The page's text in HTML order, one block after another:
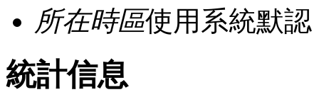
所在時區使用系統默認
統計信息